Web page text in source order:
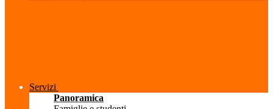
Servizi
Panoramica